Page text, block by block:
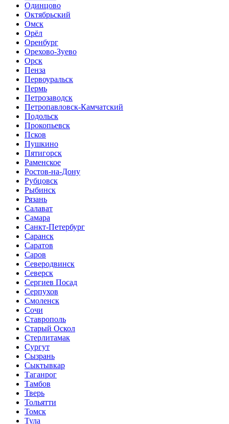
Одинцово
Октябрьский
Омск
Орёл
Оренбург
Орехово-Зуево
Орск
Пенза
Первоуральск
Пермь
Петрозаводск
Петропавловск-Камчатский
Подольск
Прокопьевск
Псков
Пушкино
Пятигорск
Раменское
Ростов-на-Дону
Рубцовск
Рыбинск
Рязань
Салават
Самара
Санкт-Петербург
Саранск
Саратов
Саров
Северодвинск
Северск
Сергиев Посад
Серпухов
Смоленск
Сочи
Ставрополь
Старый Оскол
Стерлитамак
Сургут
Сызрань
Сыктывкар
Таганрог
Тамбов
Тверь
Тольятти
Томск
Тула